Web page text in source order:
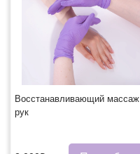
Восстанавливающий массаж
рук